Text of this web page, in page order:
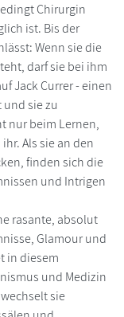
Chirurgin
ist. Bis der
Wenn sie die
darf sie bei ihm
Jack Currer - einen
sie zu
nur beim Lernen,
Als sie an den
finden sich die
und Intrigen
rasante, absolut
Glamour und
in diesem
und Medizin
sie